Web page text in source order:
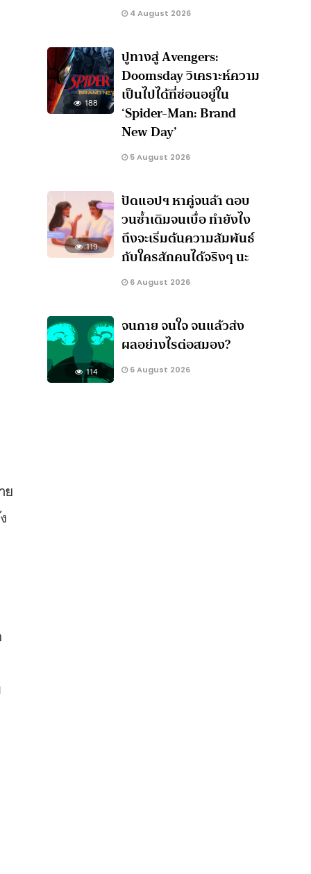
ย
4 August 2026
188
ปูทางสู่ Avengers:
Doomsday วิเคราะห์ความ
เป็นไปได้ที่ซ่อนอยู่ใน
‘Spider-Man: Brand
New Day’
5 August 2026
119
ปัดแอปฯ หาคู่จนล้า ตอบ
วนซ้ำเดิมจนเบื่อ ทำยังไง
ถึงจะเริ่มต้นความสัมพันธ์
กับใครสักคนได้จริงๆ นะ
6 August 2026
114
จนกาย จนใจ จนแล้วส่ง
ผลอย่างไรต่อสมอง?
6 August 2026